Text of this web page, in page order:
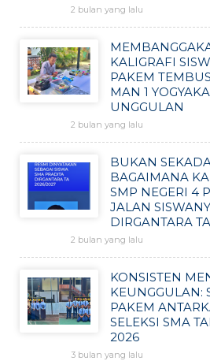
2 bulan yang lalu
KALIGRAFI
PAKEM
MAN 1
UNGGULAN
2 bulan yang lalu
BUKAN
BAGAIMANA
SMP NEGERI 4
JALAN
DIRGANTARA
2 bulan yang lalu
KONSISTEN
KEUNGGULAN:
PAKEM
SELEKSI SMA
2026
3 bulan yang lalu